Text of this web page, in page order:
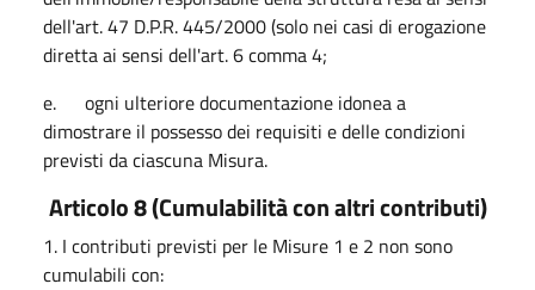
dell'art. 47 D.P.R. 445/2000 (solo nei casi di erogazione
diretta ai sensi dell'art. 6 comma 4;
e. ogni ulteriore documentazione idonea a
dimostrare il possesso dei requisiti e delle condizioni
previsti da ciascuna Misura.
Articolo 8 (Cumulabilità con altri contributi)
1. I contributi previsti per le Misure 1 e 2 non sono
cumulabili con: